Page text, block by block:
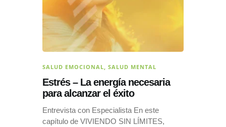
SALUD EMOCIONAL SALUD MENTAL
Estrés – La energía necesaria
para alcanzar el éxito
Entrevista con Especialista En este
capítulo de VIVIENDO SIN LÍMITES,